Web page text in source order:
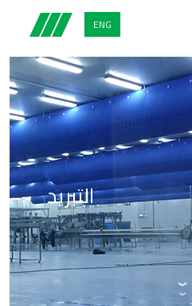
ENG
التبريد